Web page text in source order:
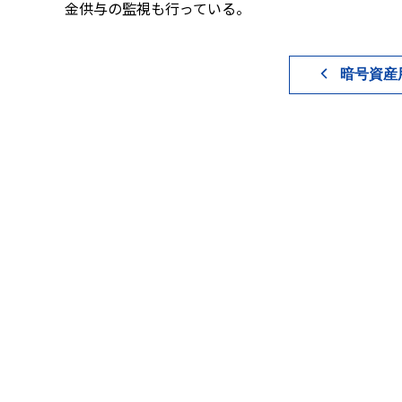
金供与の監視も行っている。
暗号資